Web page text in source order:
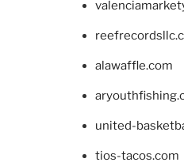
alawaffle.com
united-
tios-tacos.com